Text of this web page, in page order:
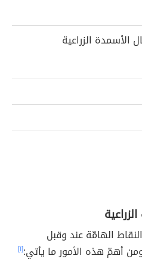
الهامّة عند وقبل
أهمّ هذه الأمور ما يأتي:[١]